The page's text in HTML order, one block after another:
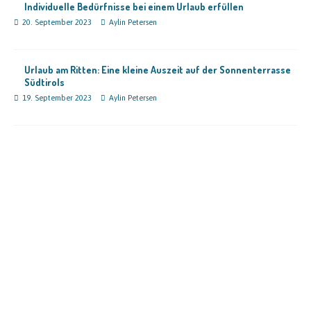
Individuelle Bedürfnisse bei einem Urlaub erfüllen
20. September 2023 Aylin Petersen
Urlaub am Ritten: Eine kleine Auszeit auf der Sonnenterrasse
Südtirols
19. September 2023 Aylin Petersen